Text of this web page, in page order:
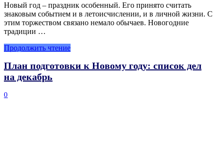
Новый год – праздник особенный. Его принято считать
знаковым событием и в летоисчислении, и в личной жизни. С
этим торжеством связано немало обычаев. Новогодние
традиции …
Продолжить чтение
План подготовки к Новому году: список дел
на декабрь
0